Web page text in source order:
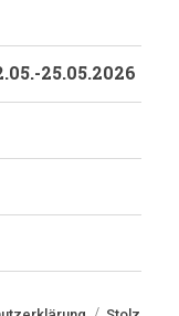
25.05.2026